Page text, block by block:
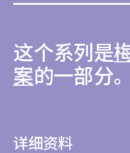
这个系列是
案的一部分。
详细资料